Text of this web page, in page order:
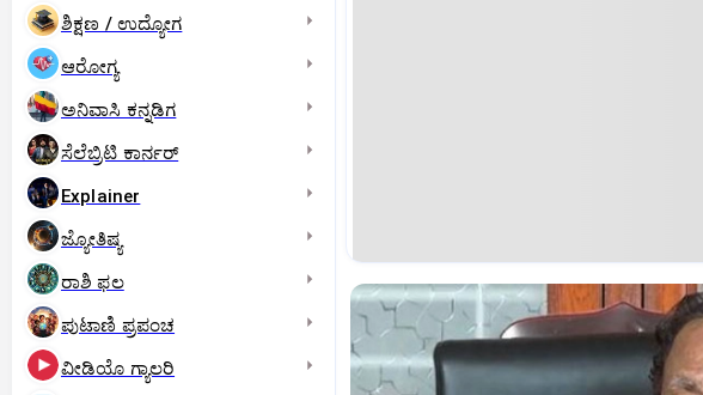
ಶಿಕ್ಷಣ / ಉದ್ಯೋಗ
ಆರೋಗ್ಯ
ಅನಿವಾಸಿ ಕನ್ನಡಿಗ
ಸೆಲೆಬ್ರಿಟಿ ಕಾರ್ನರ್‌
Explainer
ಜ್ಯೋತಿಷ್ಯ
ರಾಶಿ ಫಲ
ಪುಟಾಣಿ ಪ್ರಪಂಚ
ವೀಡಿಯೊ ಗ್ಯಾಲರಿ